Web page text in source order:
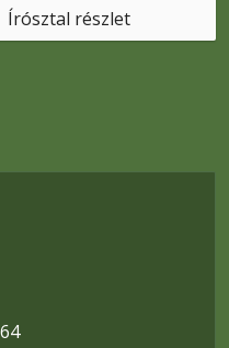
Írósztal részlet